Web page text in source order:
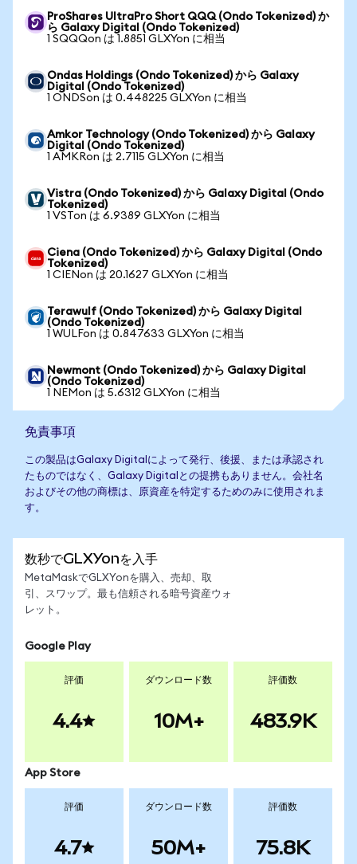
ProShares UltraPro Short QQQ (Ondo Tokenized) か
ら Galaxy Digital (Ondo Tokenized)
1 SQQQon は 1.8851 GLXYon に相当
Ondas Holdings (Ondo Tokenized) から Galaxy
Digital (Ondo Tokenized)
1 ONDSon は 0.448225 GLXYon に相当
Amkor Technology (Ondo Tokenized) から Galaxy
Digital (Ondo Tokenized)
1 AMKRon は 2.7115 GLXYon に相当
Vistra (Ondo Tokenized) から Galaxy Digital (Ondo
Tokenized)
1 VSTon は 6.9389 GLXYon に相当
Ciena (Ondo Tokenized) から Galaxy Digital (Ondo
Tokenized)
1 CIENon は 20.1627 GLXYon に相当
Terawulf (Ondo Tokenized) から Galaxy Digital
(Ondo Tokenized)
1 WULFon は 0.847633 GLXYon に相当
Newmont (Ondo Tokenized) から Galaxy Digital
(Ondo Tokenized)
1 NEMon は 5.6312 GLXYon に相当
免責事項
この製品はGalaxy Digitalによって発行、後援、または承認され
たものではなく、Galaxy Digitalとの提携もありません。会社名
およびその他の商標は、原資産を特定するためのみに使用されま
す。
数秒でGLXYonを入手
MetaMaskでGLXYonを購入、売却、取
引、スワップ。最も信頼される暗号資産ウォ
レット。
Google Play
評価
4.4
ダウンロード数
10M+
評価数
483.9K
App Store
評価
4.7
ダウンロード数
50M+
評価数
75.8K